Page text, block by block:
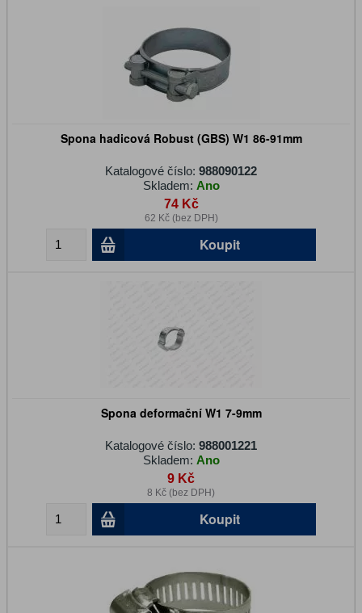
Spona hadicová Robust (GBS) W1 86-91mm
Katalogové číslo: 988090122
Skladem: Ano
74 Kč
62 Kč (bez DPH)
Koupit
Spona deformační W1 7-9mm
Katalogové číslo: 988001221
Skladem: Ano
9 Kč
8 Kč (bez DPH)
Koupit